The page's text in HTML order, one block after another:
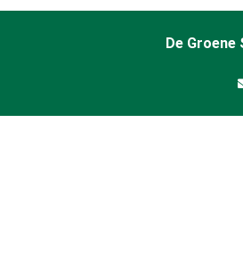
De Groene